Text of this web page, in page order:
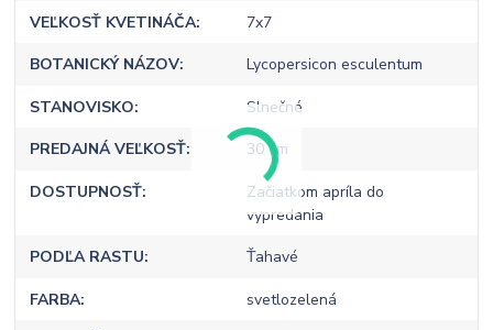
VEĽKOSŤ KVETINÁČA 7x7
BOTANICKÝ NÁZOV Lycopersicon esculentum
STANOVISKO Slnečné
PREDAJNÁ VEĽKOSŤ 30 cm
DOSTUPNOSŤ
Začiatkom apríla do
vypredania
PODĽA RASTU Ťahavé
FARBA svetlozelená